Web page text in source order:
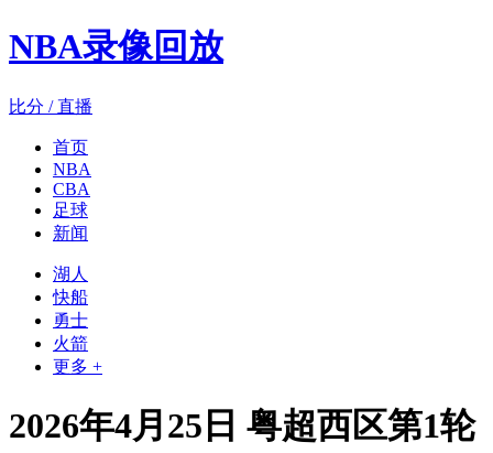
NBA录像回放
比分 / 直播
首页
NBA
CBA
足球
新闻
湖人
快船
勇士
火箭
更多 +
2026年4月25日 粤超西区第1轮